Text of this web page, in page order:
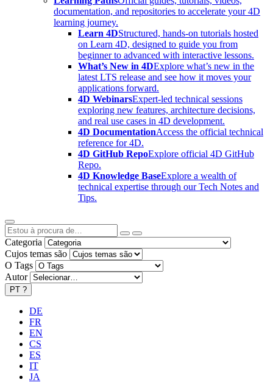
documentation, and repositories to accelerate your 4D
learning journey.
Learn 4DStructured, hands-on tutorials hosted
on Learn 4D, designed to guide you from
beginner to advanced with interactive lessons.
What’s New in 4DExplore what’s new in the
latest LTS release and see how it moves your
applications forward.
4D WebinarsExpert-led technical sessions
exploring new features, architecture decisions,
and real use cases in 4D development.
4D DocumentationAccess the official technical
reference for 4D.
4D GitHub RepoExplore official 4D GitHub
Repo.
4D Knowledge BaseExplore a wealth of
technical expertise through our Tech Notes and
Tips.
Categoria
Cujos temas são
O Tags
Autor
PT ?
DE
FR
EN
CS
ES
IT
JA